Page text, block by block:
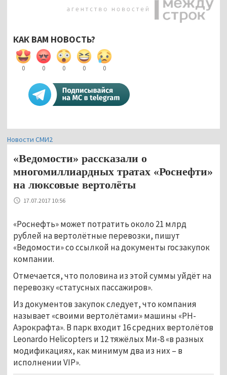
КАК ВАМ НОВОСТЬ?
0 0 0 0 0
Новости СМИ2
«Ведомости» рассказали о
многомиллиардных тратах «Роснефти»
на люксовые вертолёты
17.07.2017 10:56
«Роснефть» может потратить около 21 млрд
рублей на вертолётные перевозки, пишут
«Ведомости» со ссылкой на документы госзакупок
компании.
Отмечается, что половина из этой суммы уйдёт на
перевозку «статусных пассажиров».
Из документов закупок следует, что компания
называет «своими вертолётами» машины «РН-
Аэрокрафта». В парк входит 16 средних вертолётов
Leonardo Helicopters и 12 тяжёлых Ми-8 «в разных
модификациях, как минимум два из них – в
исполнении VIP».